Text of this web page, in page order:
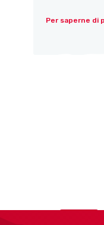
Per saperne di